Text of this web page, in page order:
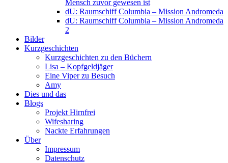
Mensch zuvor gewesen ist
dU: Raumschiff Columbia – Mission Andromeda
dU: Raumschiff Columbia – Mission Andromeda
2
Bilder
Kurzgeschichten
Kurzgeschichten zu den Büchern
Lisa – Kopfgeldjäger
Eine Viper zu Besuch
Amy
Dies und das
Blogs
Projekt Hirnfrei
Wifesharing
Nackte Erfahrungen
Über
Impressum
Datenschutz